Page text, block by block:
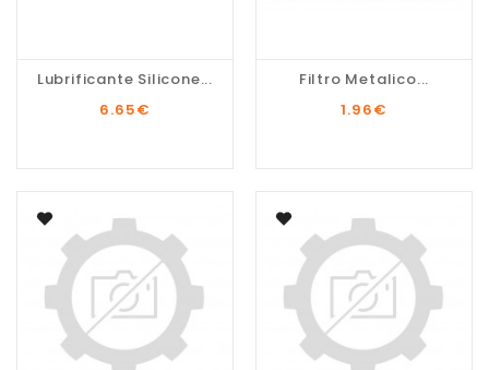
Lubrificante Silicone...
6.65€
Filtro Metalico...
1.96€